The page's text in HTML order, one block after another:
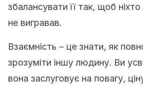
збалансувати її так, щоб ніхто
не вигравав.
Взаємність – це знати, як
зрозуміти іншу людину. Ви
вона заслуговує на повагу,